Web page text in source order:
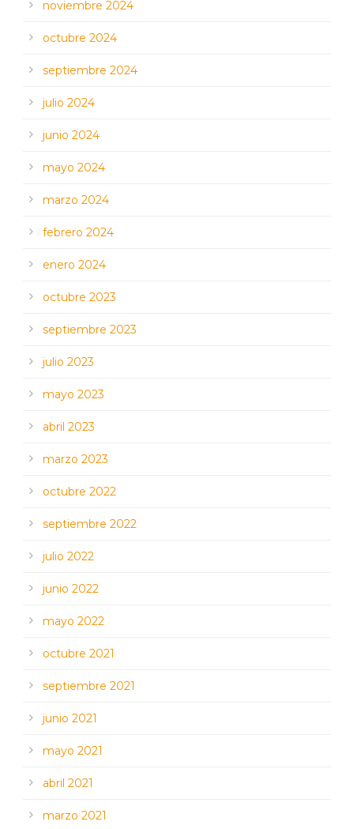
noviembre 2024
octubre 2024
septiembre 2024
julio 2024
junio 2024
mayo 2024
marzo 2024
febrero 2024
enero 2024
octubre 2023
septiembre 2023
julio 2023
mayo 2023
abril 2023
marzo 2023
octubre 2022
septiembre 2022
julio 2022
junio 2022
mayo 2022
octubre 2021
septiembre 2021
junio 2021
mayo 2021
abril 2021
marzo 2021